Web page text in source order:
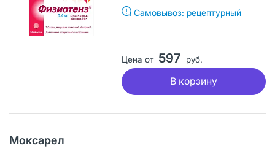
Самовывоз: рецептурный
Цена от 597 руб.
В корзину
Моксарел